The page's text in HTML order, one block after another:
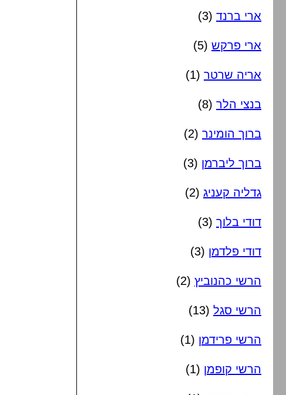
ארי ברנד (3)
ארי פרקש (5)
אריה שרטר (1)
בנצי הלר (8)
ברוך הומינר (2)
ברוך ליברמן (3)
גדליה קעניג (2)
דודי בלוך (3)
דודי פלדמן (3)
הרשי כהנוביץ (2)
הרשי סגל (13)
הרשי פרידמן (1)
הרשי קופמן (1)